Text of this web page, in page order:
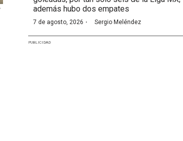
además hubo dos empates
7 de agosto, 2026 · Sergio Meléndez
PUBLICIDAD